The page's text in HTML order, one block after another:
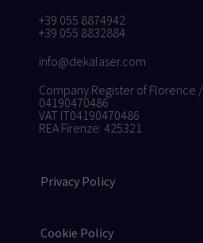
+39 055 8874942
+39 055 8832884
info@dekalaser.com
Company Register of Florence
04190470486
VAT IT04190470486
REA Firenze: 425321
Privacy Policy
Cookie Policy